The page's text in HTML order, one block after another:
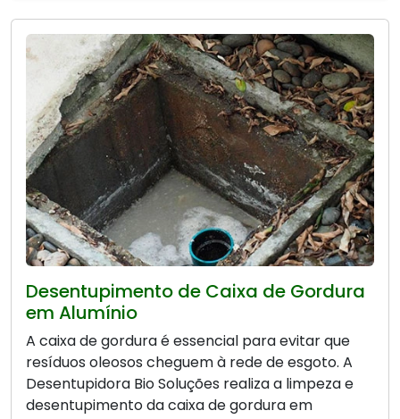
Desentupimento de Caixa de Gordura
em Alumínio
A caixa de gordura é essencial para evitar que
resíduos oleosos cheguem à rede de esgoto. A
Desentupidora Bio Soluções realiza a limpeza e
desentupimento da caixa de gordura em